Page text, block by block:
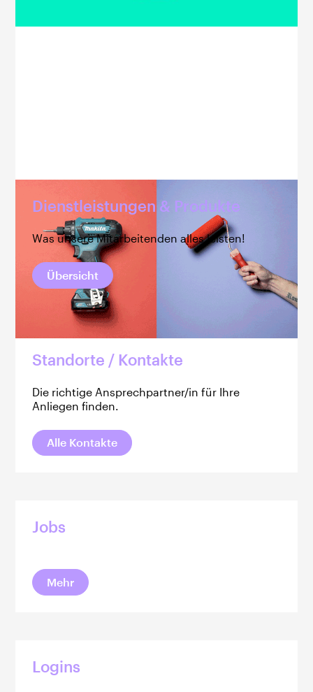
Dienstleistungen & Produkte
Was unsere Mitarbeitenden alles leisten!
Übersicht
Standorte / Kontakte
Die richtige Ansprechpartner/in für Ihre
Anliegen finden.
Alle Kontakte
Jobs
Mehr
Logins